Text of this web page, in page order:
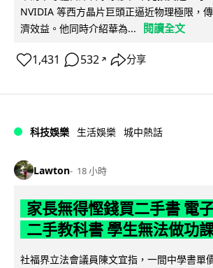
NVIDIA 等西方晶片巨頭正逼近物理極限，
濟效益。他同時介紹華為...
閱讀全文
1,431 532 ↗ 分享
科技娛樂 生活娛樂 城中熱話
Lawton 18 小時
家長無得慳錢買二手書 電
二手教科書 學生無法做功
社福界立法會議員陳文宜指，一間中學書單